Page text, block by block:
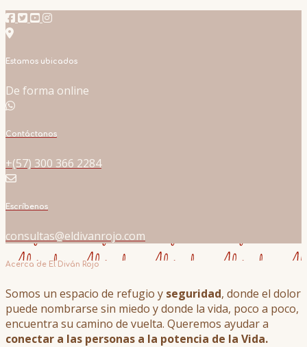
Estamos ubicados
De forma online
Contáctanos
+(57) 300 366 2284
Escríbenos
consultas@eldivanrojo.com
Acerca de El Diván Rojo
Somos un espacio de refugio y seguridad, donde el dolor
puede nombrarse sin miedo y donde la vida, poco a poco,
encuentra su camino de vuelta. Queremos ayudar a
conectar a las personas a la potencia de la Vida.